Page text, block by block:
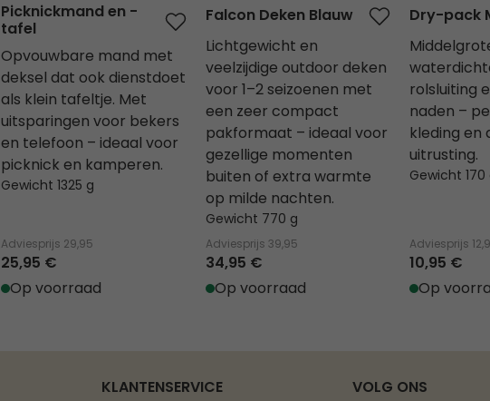
Picknickmand en -
tafel
Opvouwbare mand met
deksel dat ook dienstdoet
als klein tafeltje. Met
uitsparingen voor bekers
en telefoon – ideaal voor
picknick en kamperen.
Gewicht 1325 g
Adviesprijs 29,95
25,95 €
Op voorraad
Falcon Deken Blauw
Lichtgewicht en
veelzijdige outdoor deken
voor 1–2 seizoenen met
een zeer compact
pakformaat – ideaal voor
gezellige momenten
buiten of extra warmte
op milde nachten.
Gewicht 770 g
Adviesprijs 39,95
34,95 €
Op voorraad
Dry-pack
rolsluiting
naden –
kleding en
uitrusting.
Gewicht 170
Adviesprijs
10,95 €
Op
KLANTENSERVICE
VOLG ONS